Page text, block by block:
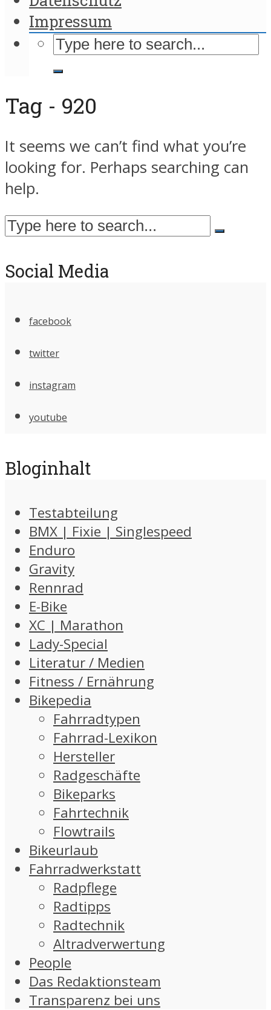
Impressum
Tag - 920
It seems we can’t find what you’re
looking for. Perhaps searching can
help.
Social Media
facebook
twitter
instagram
youtube
Bloginhalt
Testabteilung
BMX | Fixie | Singlespeed
Enduro
Gravity
Rennrad
E-Bike
XC | Marathon
Lady-Special
Literatur / Medien
Fitness / Ernährung
Bikepedia
Fahrradtypen
Fahrrad-Lexikon
Hersteller
Radgeschäfte
Bikeparks
Fahrtechnik
Flowtrails
Bikeurlaub
Fahrradwerkstatt
Radpflege
Radtipps
Radtechnik
Altradverwertung
People
Das Redaktionsteam
Transparenz bei uns